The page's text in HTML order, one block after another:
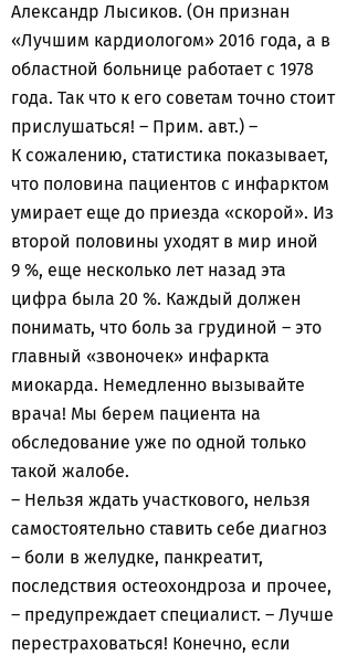
Александр Лысиков. (Он признан
«Лучшим кардиологом» 2016 года, а в
областной больнице работает с 1978
года. Так что к его советам точно стоит
прислушаться! – Прим. авт.) –
К сожалению, статистика показывает,
что половина пациентов с инфарктом
умирает еще до приезда «скорой». Из
второй половины уходят в мир иной
9 %, еще несколько лет назад эта
цифра была 20 %. Каждый должен
понимать, что боль за грудиной – это
главный «звоночек» инфаркта
миокарда. Немедленно вызывайте
врача! Мы берем пациента на
обследование уже по одной только
такой жалобе.
– Нельзя ждать участкового, нельзя
самостоятельно ставить себе диагноз
– боли в желудке, панкреатит,
последствия остеохондроза и прочее,
– предупреждает специалист. – Лучше
перестраховаться! Конечно, если